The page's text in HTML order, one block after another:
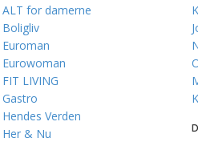
ALT for damerne
Boligliv
Euroman
Eurowoman
FIT LIVING
Gastro
Hendes Verden
Her & Nu